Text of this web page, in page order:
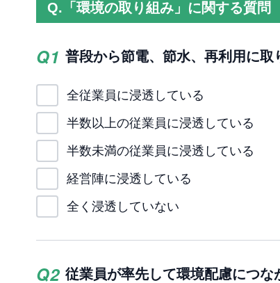
Q.「 環境の取り組み 」に関する質問
Q1 普段から節電、節水、再利用に
全従業員に浸透している
半数以上の従業員に浸透している
半数未満の従業員に浸透している
経営陣に浸透している
全く浸透していない
Q2 従業員が率先して環境配慮につ